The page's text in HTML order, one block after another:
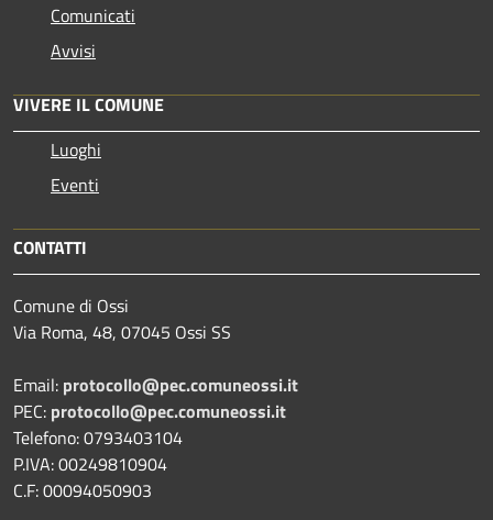
Comunicati
Avvisi
VIVERE IL COMUNE
Luoghi
Eventi
CONTATTI
Comune di Ossi
Via Roma, 48, 07045 Ossi SS
Email: protocollo@pec.comuneossi.it
PEC: protocollo@pec.comuneossi.it
Telefono: 0793403104
P.IVA: 00249810904
C.F: 00094050903